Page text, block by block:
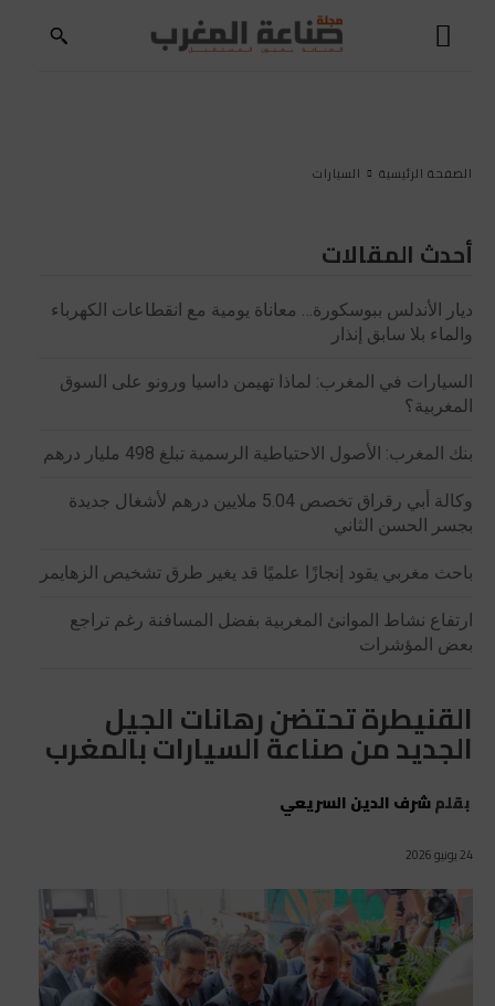
الصفحة الرئيسية السيارات
أحدث المقالات
ديار الأندلس ببوسكورة… معاناة يومية مع انقطاعات الكهرباء
والماء بلا سابق إنذار
السيارات في المغرب: لماذا تهيمن داسيا ورونو على السوق
المغربية؟
بنك المغرب: الأصول الاحتياطية الرسمية تبلغ 498 مليار درهم
وكالة أبي رقراق تخصص 5.04 ملايين درهم لأشغال جديدة
بجسر الحسن الثاني
باحث مغربي يقود إنجازًا علميًا قد يغير طرق تشخيص الزهايمر
ارتفاع نشاط الموانئ المغربية بفضل المسافنة رغم تراجع
بعض المؤشرات
القنيطرة تحتضن رهانات الجيل
الجديد من صناعة السيارات بالمغرب
بقلمشرف الدين السريعي
24 يونيو 2026